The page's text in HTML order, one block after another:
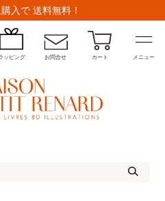
入で 送料無料！
ッピング お問合せ カート メニュー